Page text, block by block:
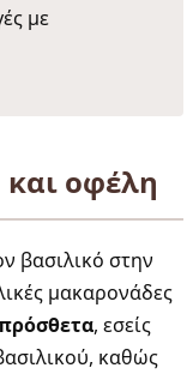
με
και οφέλη
βασιλικό στην
μακαρονάδες
, εσείς
καθώς